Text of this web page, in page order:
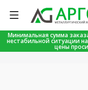
Минимальная сумма
нестабильной ситуации
цены